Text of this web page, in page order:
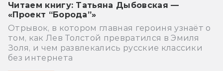
Читаем книгу: Татьяна Дыбовская —
«Проект “Борода”»
Отрывок, в котором главная героиня узнаёт о
том, как Лев Толстой превратился в Эмиля
Золя, и чем развлекались русские классики
без интернета